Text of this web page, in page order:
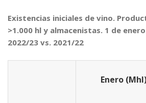
Existencias iniciales de vino.
>1.000 hl y almacenistas. 1 de
2022/23 vs. 2021/22
Enero